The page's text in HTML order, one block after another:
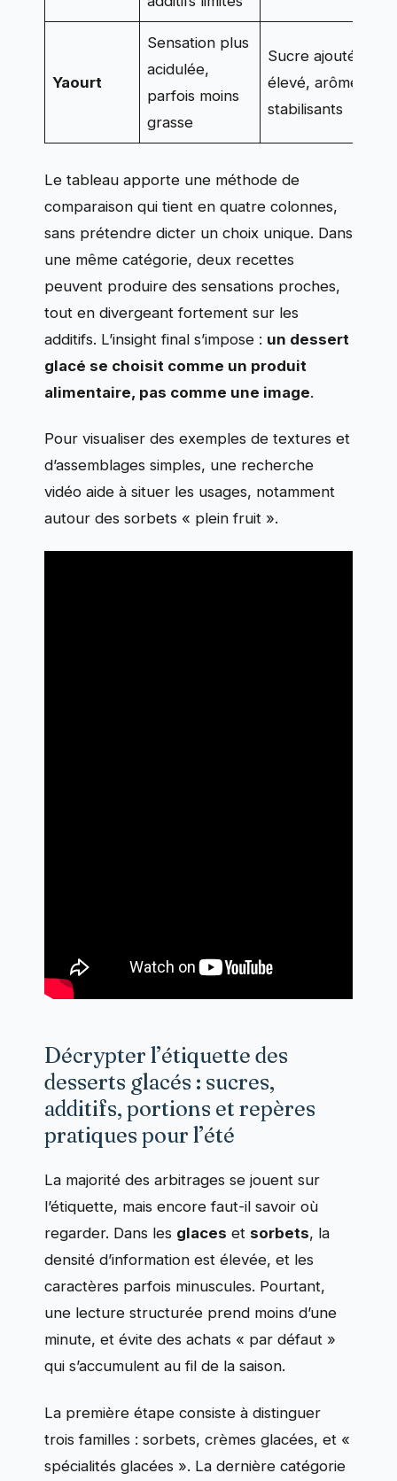
Yaourt
Sensation plus
acidulée,
parfois moins
grasse
Sucre ajouté
élevé, arômes,
stabilisants
Le tableau apporte une méthode de
comparaison qui tient en quatre colonnes,
sans prétendre dicter un choix unique. Dans
une même catégorie, deux recettes
peuvent produire des sensations proches,
tout en divergeant fortement sur les
additifs. L’insight final s’impose : un dessert
glacé se choisit comme un produit
alimentaire, pas comme une image.
Pour visualiser des exemples de textures et
d’assemblages simples, une recherche
vidéo aide à situer les usages, notamment
autour des sorbets « plein fruit ».
Décrypter l’étiquette des
desserts glacés : sucres,
additifs, portions et repères
pratiques pour l’été
La majorité des arbitrages se jouent sur
l’étiquette, mais encore faut-il savoir où
regarder. Dans les glaces et sorbets, la
densité d’information est élevée, et les
caractères parfois minuscules. Pourtant,
une lecture structurée prend moins d’une
minute, et évite des achats « par défaut »
qui s’accumulent au fil de la saison.
La première étape consiste à distinguer
trois familles : sorbets, crèmes glacées, et «
spécialités glacées ». La dernière catégorie